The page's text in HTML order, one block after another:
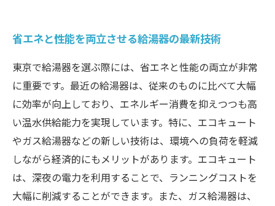
省エネと性能を両立させる給湯器の最新技術
東京で給湯器を選ぶ際には、省エネと性能の両立が非常
に重要です。最近の給湯器は、従来のものに比べて大幅
に効率が向上しており、エネルギー消費を抑えつつも高
い温水供給能力を実現しています。特に、エコキュート
やガス給湯器などの新しい技術は、環境への負荷を軽減
しながら経済的にもメリットがあります。エコキュート
は、深夜の電力を利用することで、ランニングコストを
大幅に削減することができます。また、ガス給湯器は、